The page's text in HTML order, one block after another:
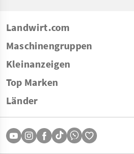
Landwirt.com
Maschinengruppen
Kleinanzeigen
Top Marken
Länder